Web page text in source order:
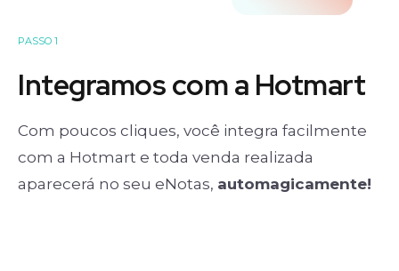
PASSO 1
Integramos com a Hotmart
Com poucos cliques, você integra facilmente
com a Hotmart e toda venda realizada
aparecerá no seu eNotas, automagicamente!